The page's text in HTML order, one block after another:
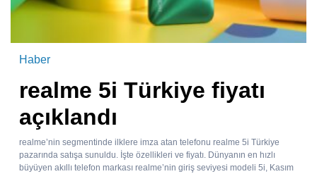
Haber
​realme 5i Türkiye fiyatı
açıklandı
realme’nin segmentinde ilklere imza atan telefonu ​realme 5i Türkiye
pazarında satışa sunuldu. İşte özellikleri ve fiyatı. Dünyanın en hızlı
büyüyen akıllı telefon markası realme’nin giriş seviyesi modeli 5i, Kasım